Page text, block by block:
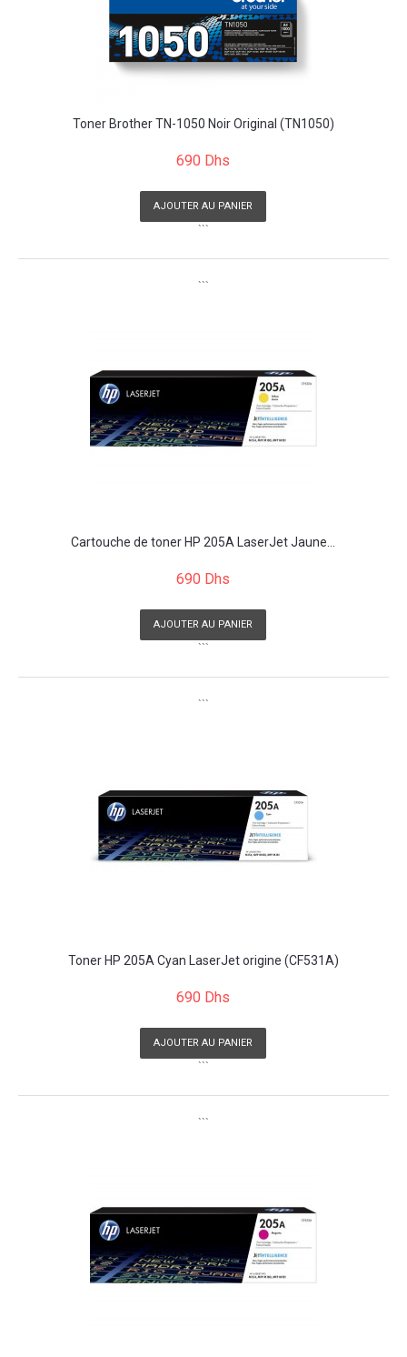
Toner Brother TN-1050 Noir Original (TN1050)
690 Dhs
AJOUTER AU PANIER
```
```
Cartouche de toner HP 205A LaserJet Jaune...
690 Dhs
AJOUTER AU PANIER
```
```
Toner HP 205A Cyan LaserJet origine (CF531A)
690 Dhs
AJOUTER AU PANIER
```
```